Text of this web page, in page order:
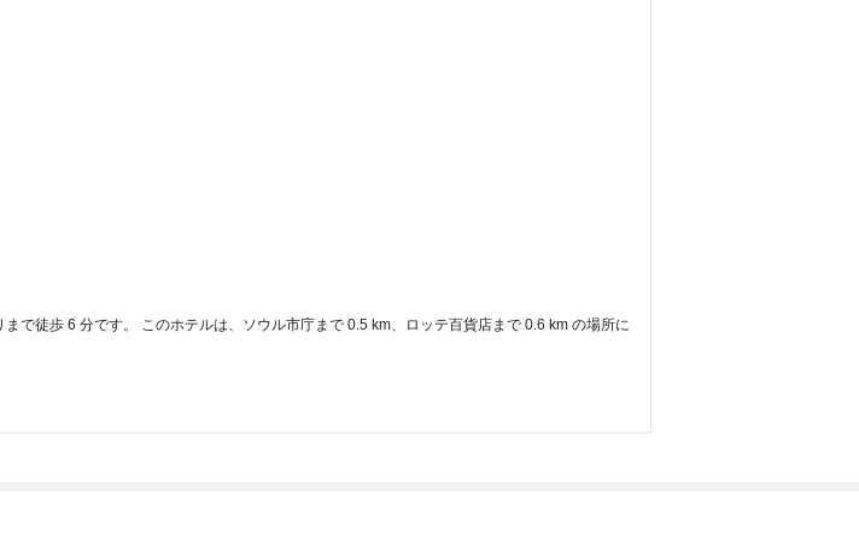
で徒歩 6 分です。 このホテルは、ソウル市庁まで 0.5 km、ロッテ百貨店まで 0.6 km の場所に